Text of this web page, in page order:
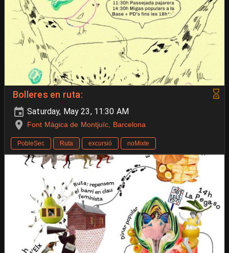
Bolleres en ruta:
Saturday, May 23, 11:30 AM
Font Màgica de Montjuïc, Barcelona
PobleSec Ruta excursió noMixte